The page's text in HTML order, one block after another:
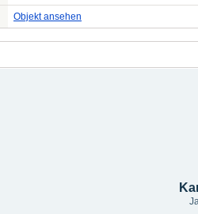
Objekt ansehen